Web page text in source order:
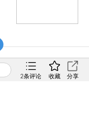
2条评论 收藏 分享